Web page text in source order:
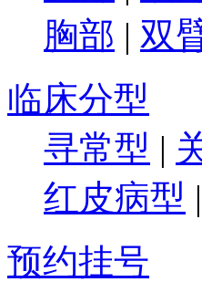
胸部 | 双
临床分型
寻常型 |
红皮病型 |
预约挂号